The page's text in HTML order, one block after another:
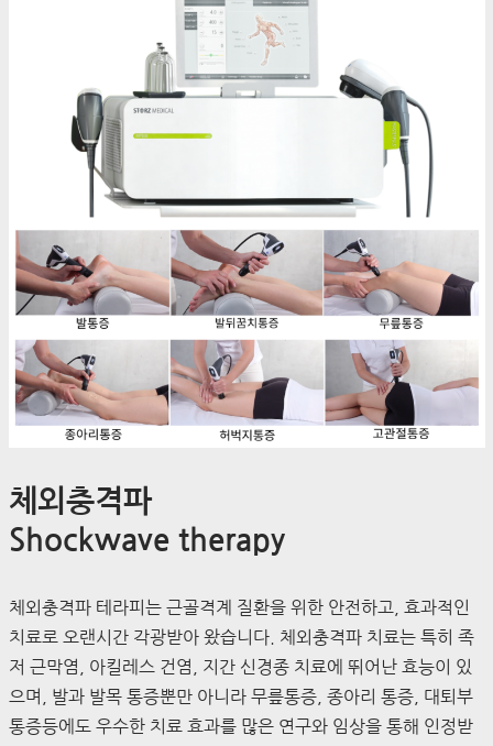
체외충격파
Shockwave therapy
체외충격파 테라피는 근골격계 질환을 위한 안전하고, 효과적인
치료로 오랜시간 각광받아 왔습니다. 체외충격파 치료는 특히 족
저 근막염, 아킬레스 건염, 지간 신경종 치료에 뛰어난 효능이 있
으며, 발과 발목 통증뿐만 아니라 무릎통증, 종아리 통증, 대퇴부
통증등에도 우수한 치료 효과를 많은 연구와 임상을 통해 인정받